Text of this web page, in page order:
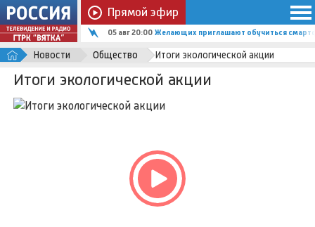
Прямой эфир
05 авг 20:00 Желающих приглашают обучиться
Новости Общество Итоги экологической акции
Итоги экологической акции